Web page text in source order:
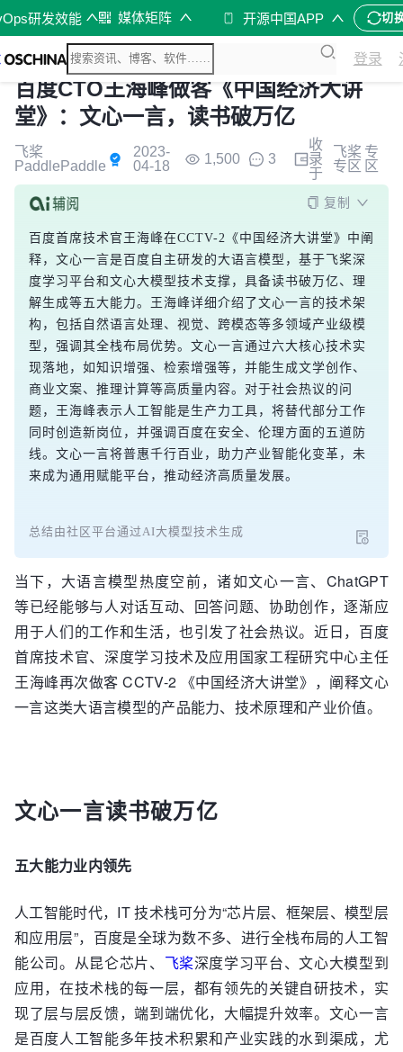
研发效能 媒体矩阵 开源中国APP 切
登录
百度CTO王海峰做客《中国经济大讲
堂》：文心一言，读书破万亿
飞桨
PaddlePaddle
2023-
04-18
1,500 3
收
录
于
飞桨
专区
专
区
复制
百度首席技术官王海峰在CCTV-2《中国经济大讲堂》中阐
释，文心一言是百度自主研发的大语言模型，基于飞桨深
度学习平台和文心大模型技术支撑，具备读书破万亿、理
解生成等五大能力。王海峰详细介绍了文心一言的技术架
构，包括自然语言处理、视觉、跨模态等多领域产业级模
型，强调其全栈布局优势。文心一言通过六大核心技术实
现落地，如知识增强、检索增强等，并能生成文学创作、
商业文案、推理计算等高质量内容。对于社会热议的问
题，王海峰表示人工智能是生产力工具，将替代部分工作
同时创造新岗位，并强调百度在安全、伦理方面的五道防
线。文心一言将普惠千行百业，助力产业智能化变革，未
来成为通用赋能平台，推动经济高质量发展。
总结由社区平台通过AI大模型技术生成
当下，大语言模型热度空前，诸如文心一言、ChatGPT
等已经能够与人对话互动、回答问题、协助创作，逐渐应
用于人们的工作和生活，也引发了社会热议。近日，百度
首席技术官、深度学习技术及应用国家工程研究中心主任
王海峰再次做客 CCTV-2 《中国经济大讲堂》，阐释文心
一言这类大语言模型的产品能力、技术原理和产业价值。
文心一言读书破万亿
五大能力业内领先
人工智能时代，IT 技术栈可分为“芯片层、框架层、模型层
和应用层”，百度是全球为数不多、进行全栈布局的人工智
能公司。从昆仑芯片、 飞桨深度学习平台、文心大模型到
应用，在技术栈的每一层，都有领先的关键自研技术，实
现了层与层反馈，端到端优化，大幅提升效率。文心一言
是百度人工智能多年技术积累和产业实践的水到渠成，尤